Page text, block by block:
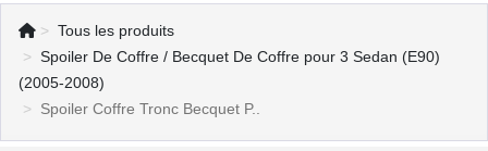
Tous les produits
Spoiler De Coffre / Becquet De Coffre pour 3 Sedan (E90)
(2005-2008)
Spoiler Coffre Tronc Becquet P..